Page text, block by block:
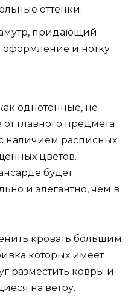
оттенки;
придающий
оформление и нотку
однотонные, не
главного предмета
наличием расписных
цветов.
будет
и элегантно, чем в
кровать большим
которых имеет
разместить ковры и
на ветру.